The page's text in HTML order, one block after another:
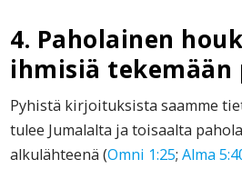
4. Paholainen
ihmisiä tekemään
Pyhistä kirjoituksista saamme
tulee Jumalalta ja toisaalta
alkulähteenä (Omni 1:25;Alma